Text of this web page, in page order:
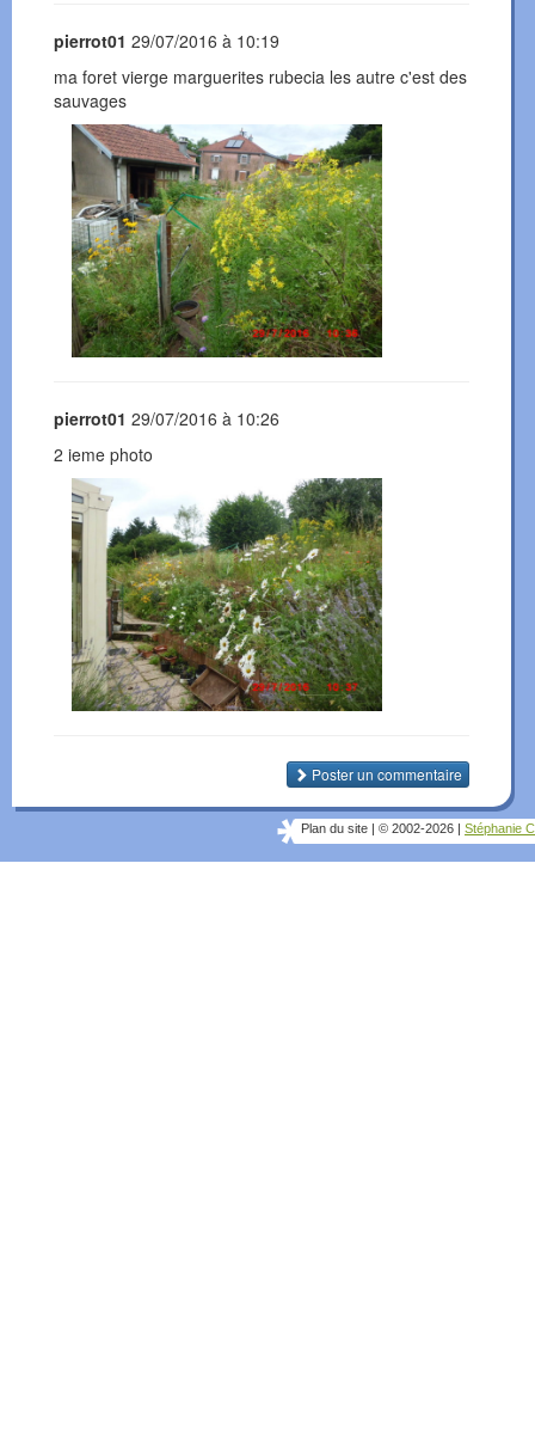
pierrot01 29/07/2016 à 10:19
ma foret vierge marguerites rubecia les autre c'est des
sauvages
pierrot01 29/07/2016 à 10:26
2 ieme photo
Poster un commentaire
Plan du site | © 2002-2026 | Stéphanie C